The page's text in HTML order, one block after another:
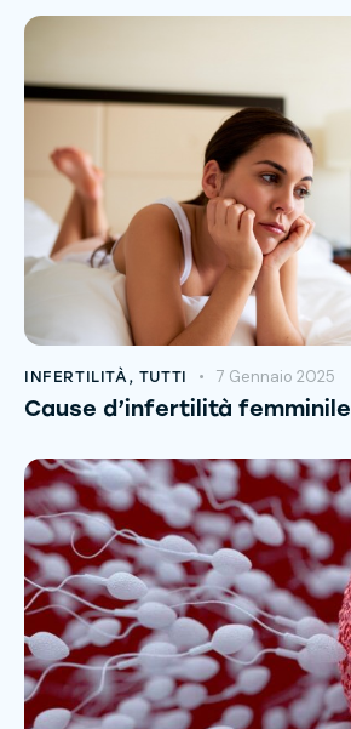
INFERTILITÀ, TUTTI 7 Gennaio 2025
Cause d’infertilità femminile